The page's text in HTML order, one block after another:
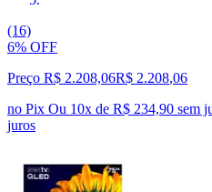
(16)
6% OFF
Preço R$ 2.208,06R$ 2.208,06
no Pix Ou 10x de R$ 234,90 sem
juros